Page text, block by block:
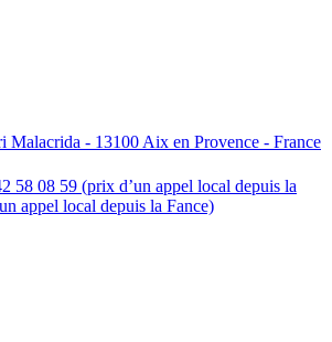
Malacrida - 13100 Aix en Provence - France
58 08 59 (prix d’un appel local depuis la
appel local depuis la Fance)